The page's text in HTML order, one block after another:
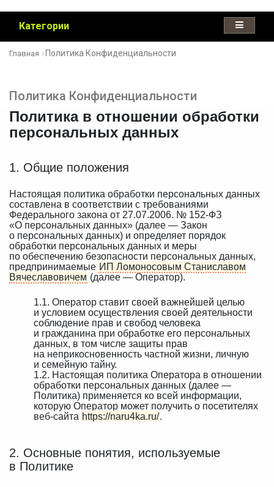
Категории
Главная Политика Конфиденциальности
Политика Конфиденциальности
Политика в отношении обработки
персональных данных
1. Общие положения
Настоящая политика обработки персональных данных
составлена в соответствии с требованиями
Федерального закона от 27.07.2006. № 152-ФЗ
«О персональных данных» (далее — Закон
о персональных данных) и определяет порядок
обработки персональных данных и меры
по обеспечению безопасности персональных данных,
предпринимаемые ИП Ломоносовым Станиславом
Вячеславовичем (далее — Оператор).
1.1. Оператор ставит своей важнейшей целью
и условием осуществления своей деятельности
соблюдение прав и свобод человека
и гражданина при обработке его персональных
данных, в том числе защиты прав
на неприкосновенность частной жизни, личную
и семейную тайну.
1.2. Настоящая политика Оператора в отношении
обработки персональных данных (далее —
Политика) применяется ко всей информации,
которую Оператор может получить о посетителях
веб-сайта https://naru4ka.ru/.
2. Основные понятия, используемые
в Политике